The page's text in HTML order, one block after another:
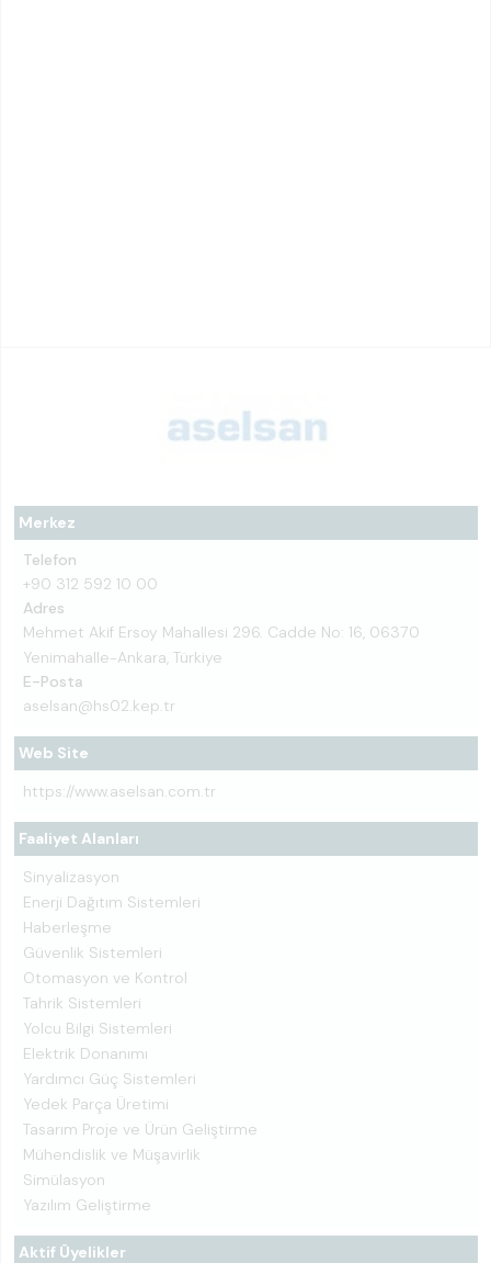
Merkez
Telefon
+90 312 592 10 00
Adres
Mehmet Akif Ersoy Mahallesi 296. Cadde No: 16, 06370
Yenimahalle-Ankara, Türkiye
E-Posta
aselsan@hs02.kep.tr
Web Site
https://www.aselsan.com.tr
Faaliyet Alanları
Sinyalizasyon
Enerji Dağıtım Sistemleri
Haberleşme
Güvenlik Sistemleri
Otomasyon ve Kontrol
Tahrik Sistemleri
Yolcu Bilgi Sistemleri
Elektrik Donanımı
Yardımcı Güç Sistemleri
Yedek Parça Üretimi
Tasarım Proje ve Ürün Geliştirme
Mühendislik ve Müşavirlik
Simülasyon
Yazılım Geliştirme
Aktif Üyelikler